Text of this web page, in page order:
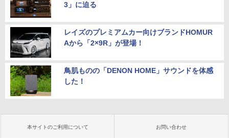
3」に迫る
レイズのプレミアムカー向けブランドHOMUR
Aから「2×9R」が登場！
鳥肌ものの「DENON HOME」サウンドを体感
した！
本サイトのご利用について お問い合わせ